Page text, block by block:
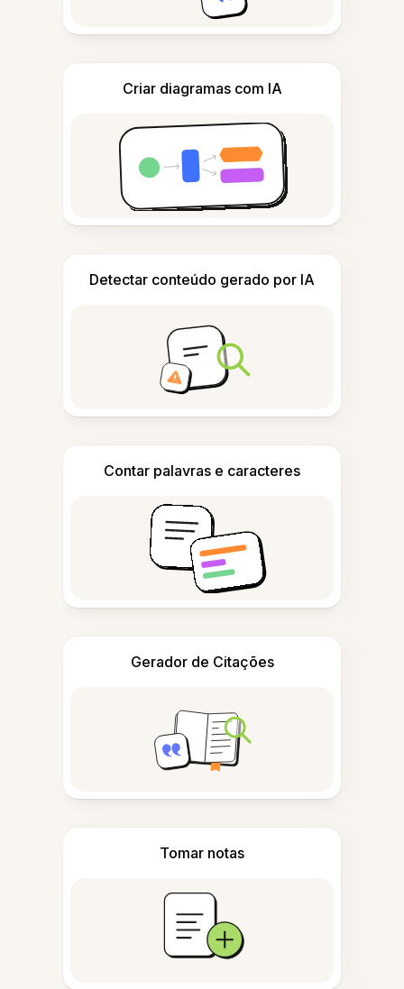
Criar diagramas com IA
Detectar conteúdo gerado por IA
Contar palavras e caracteres
Gerador de Citações
Tomar notas